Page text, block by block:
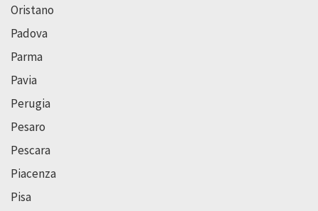
Oristano
Padova
Parma
Pavia
Perugia
Pesaro
Pescara
Piacenza
Pisa